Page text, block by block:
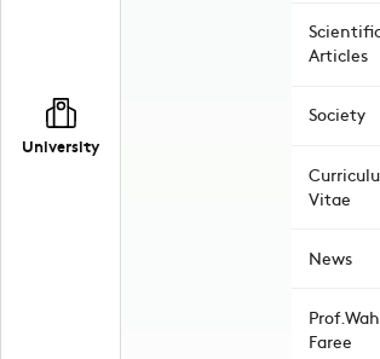
University
Articles
Society
Vitae
News
Faree